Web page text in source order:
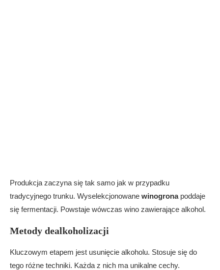
Produkcja zaczyna się tak samo jak w przypadku
tradycyjnego trunku. Wyselekcjonowane winogronapoddaje
się fermentacji. Powstaje wówczas wino zawierające alkohol.
Metody dealkoholizacji
Kluczowym etapem jest usunięcie alkoholu. Stosuje się do
tego różne techniki. Każda z nich ma unikalne cechy.